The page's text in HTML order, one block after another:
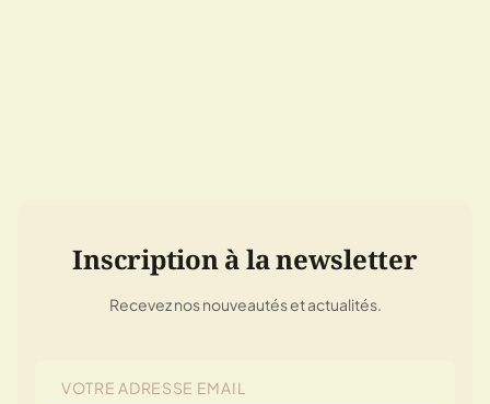
Inscription à la newsletter
Recevez nos nouveautés et actualités.